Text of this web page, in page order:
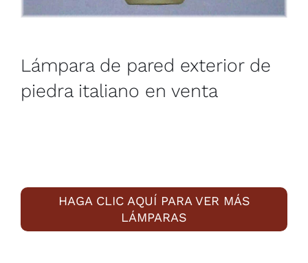
Lámpara de pared exterior de
piedra italiano en venta
HAGA CLIC AQUÍ PARA VER MÁS
LÁMPARAS